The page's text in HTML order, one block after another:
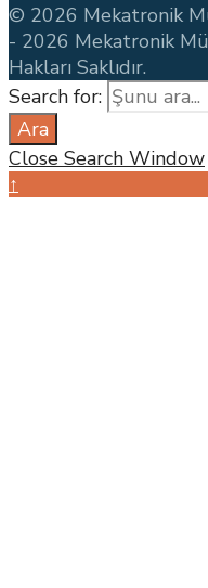
© 2026 Mekatronik
- 2026 Mekatronik
Hakları Saklıdır.
Search for:
Ara
Close Search Window
↑